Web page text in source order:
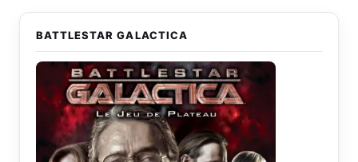
BATTLESTAR GALACTICA